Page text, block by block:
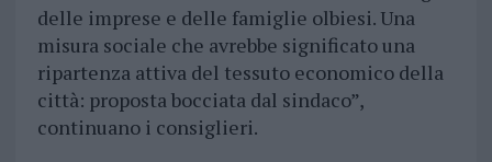
delle imprese e delle famiglie olbiesi. Una
misura sociale che avrebbe significato una
ripartenza attiva del tessuto economico della
città: proposta bocciata dal sindaco”,
continuano i consiglieri.